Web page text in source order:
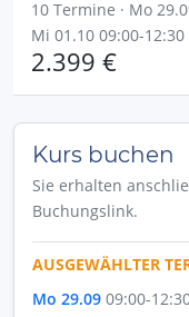
10 Termine · Mo
Mi 01.10 09:00-12:30
2.399 €
Kurs buchen
Sie erhalten
Buchungslink.
AUSGEWÄHLTER
Mo 29.09 09:00-